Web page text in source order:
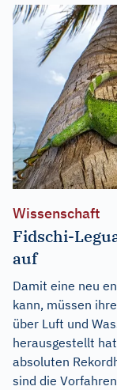
Wissenschaft
Fidschi-
auf
Damit eine neu
kann, müssen
über Luft und
herausgestellt
absoluten
sind die